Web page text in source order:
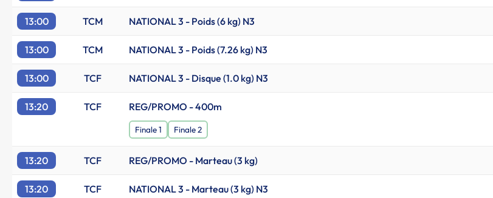
13:00 TCM NATIONAL 3 - Poids (6 kg) N3
13:00 TCM NATIONAL 3 - Poids (7.26 kg) N3
13:00 TCF NATIONAL 3 - Disque (1.0 kg) N3
13:20 TCF REG/PROMO - 400m
Finale 1 Finale 2
13:20 TCF REG/PROMO - Marteau (3 kg)
13:20 TCF NATIONAL 3 - Marteau (3 kg) N3